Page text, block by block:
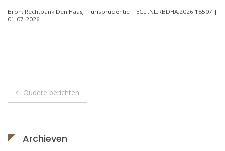
Bron: Rechtbank Den Haag | jurisprudentie | ECLI:NL:RBDHA:2026:18507 |
01-07-2026
Berichtnavigatie
Oudere berichten
Archieven